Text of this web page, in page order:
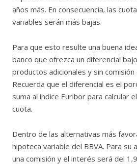
años más. En consecuencia, las
variables serán más bajas.
Para que esto resulte una buena
banco que ofrezca un diferencial
productos adicionales y sin
Recuerda que el diferencial es el
suma al índice Euribor para calcular
cuota.
Dentro de las alternativas más
hipoteca variable del BBVA. Para su
una comisión y el interés será del